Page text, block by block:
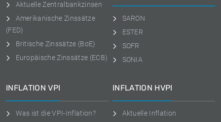
Aktuelle Zentralbankzinsen
Amerikanische Zinssätze
(FED)
Britische Zinssätze (BoE)
Europäische Zinssätze (ECB)
SARON
ESTER
SOFR
SONIA
INFLATION VPI
Was ist die VPI-Inflation?
INFLATION HVPI
Aktuelle Inflation